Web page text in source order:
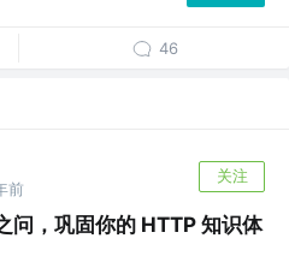
46
前
关注
问，巩固你的 HTTP 知识体